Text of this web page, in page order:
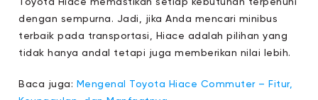
Toyota Hiace memastikan setiap kebutuhan terpenuhi
dengan sempurna. Jadi, jika Anda mencari minibus
terbaik pada transportasi, Hiace adalah pilihan yang
tidak hanya andal tetapi juga memberikan nilai lebih.
Baca juga: Mengenal Toyota Hiace Commuter – Fitur,